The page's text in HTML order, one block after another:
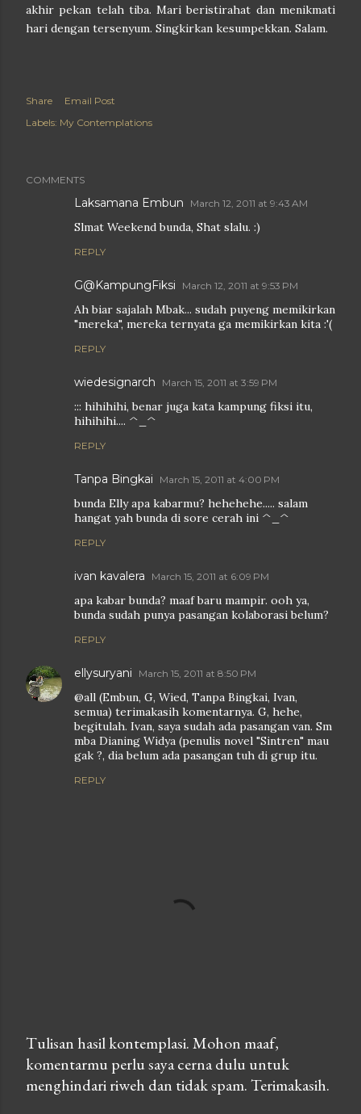
akhir pekan telah tiba. Mari beristirahat dan menikmati
hari dengan tersenyum. Singkirkan kesumpekkan. Salam.
Share
Email Post
Labels: My Contemplations
COMMENTS
Laksamana Embun March 12, 2011 at 9:43 AM
Slmat Weekend bunda, Shat slalu. :)
REPLY
G@KampungFiksi March 12, 2011 at 9:53 PM
Ah biar sajalah Mbak... sudah puyeng memikirkan
"mereka", mereka ternyata ga memikirkan kita :'(
REPLY
wiedesignarch March 15, 2011 at 3:59 PM
::: hihihihi, benar juga kata kampung fiksi itu,
hihihihi.... ^_^
REPLY
Tanpa Bingkai March 15, 2011 at 4:00 PM
bunda Elly apa kabarmu? hehehehe..... salam
hangat yah bunda di sore cerah ini ^_^
REPLY
ivan kavalera March 15, 2011 at 6:09 PM
apa kabar bunda? maaf baru mampir. ooh ya,
bunda sudah punya pasangan kolaborasi belum?
REPLY
ellysuryani March 15, 2011 at 8:50 PM
@all (Embun, G, Wied, Tanpa Bingkai, Ivan,
semua) terimakasih komentarnya. G, hehe,
begitulah. Ivan, saya sudah ada pasangan van. Sm
mba Dianing Widya (penulis novel "Sintren" mau
gak ?, dia belum ada pasangan tuh di grup itu.
REPLY
P
o
Tulisan hasil kontemplasi. Mohon maaf,
komentarmu perlu saya cerna dulu untuk
menghindari riweh dan tidak spam. Terimakasih.